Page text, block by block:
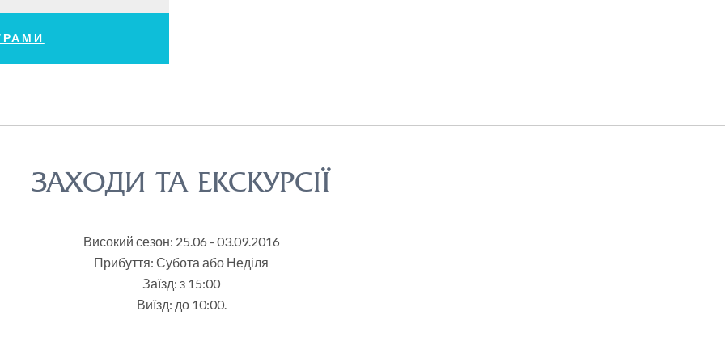
ЗАХОДИ ТА ЕКСКУРСІЇ
Високий сезон: 25.06 - 03.09.2016
Прибуття: Субота або Неділя
Заїзд: з 15:00
Виїзд: до 10:00.